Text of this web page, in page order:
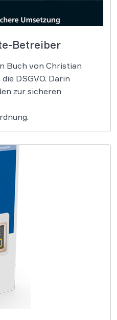
Betreiber
Buch von Christian
DSGVO. Darin
zur sicheren